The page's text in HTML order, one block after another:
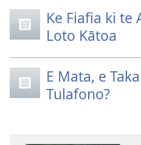
Ke Fiafia ki te
Loto Kātoa
E Mata, e
Tulafono?